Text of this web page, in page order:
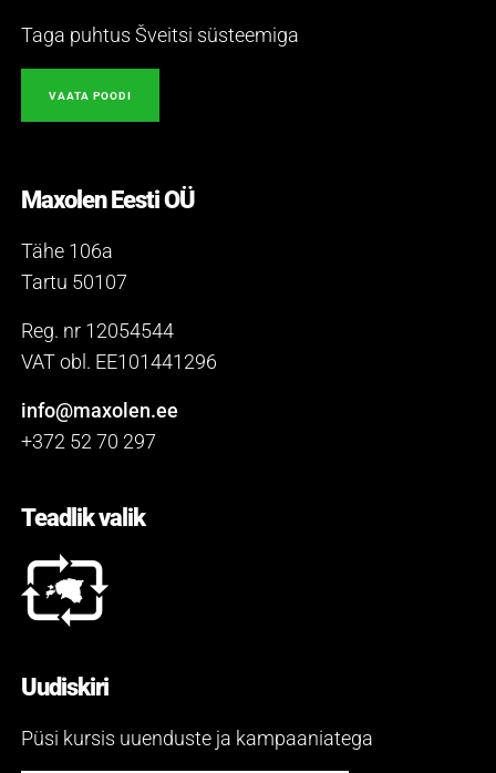
Taga puhtus Šveitsi süsteemiga
VAATA POODI
Maxolen Eesti OÜ
Tähe 106a
Tartu 50107
Reg. nr 12054544
VAT obl. EE101441296
info@maxolen.ee
+372 52 70 297
Teadlik valik
Uudiskiri
Püsi kursis uuenduste ja kampaaniatega